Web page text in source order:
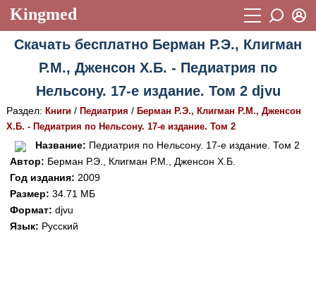
Kingmed
Учебный материал
Видеогалерея 899
Истории болезней 1268
Лекции и презентации 2474
Аккредитационные тесты
Методические рекомендации
Восстановить пароль
Регистрация
Скачать бесплатно Берман Р.Э., Клигман
Р.М., Дженсон Х.Б. - Педиатрия по
Нельсону. 17-е издание. Том 2 djvu
Раздел: Книги/ Педиатрия / Берман Р.Э., Клигман Р.М., Дженсон
Х.Б. - Педиатрия по Нельсону. 17-е издание. Том 2
Название: Педиатрия по Нельсону. 17-е издание. Том 2
Автор: Берман Р.Э., Клигман Р.М., Дженсон Х.Б.
Год издания: 2009
Размер: 34.71 МБ
Формат: djvu
Язык: Русский